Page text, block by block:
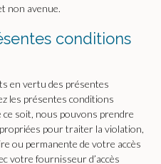
non avenue.
conditions
en vertu des présentes
les présentes conditions
ce soit, nous pouvons prendre
pour traiter la violation,
ou permanente de votre accès
votre fournisseur d’accès